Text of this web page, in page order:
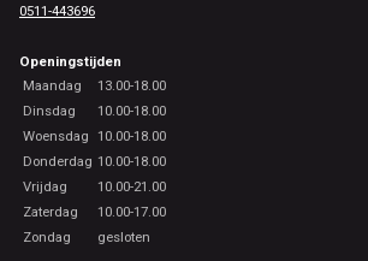
0511-443696
Openingstijden
Maandag
13.00-18.00
Dinsdag
10.00-18.00
Woensdag 10.00-18.00
Donderdag 10.00-18.00
Vrijdag
10.00-21.00
Zaterdag
10.00-17.00
Zondag
gesloten